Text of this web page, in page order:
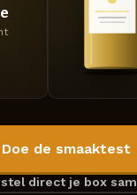
Doe de smaaktest
stel direct je box